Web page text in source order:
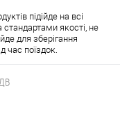
підійде на всі
стандартами якості, не
для зберігання
час поїздок.